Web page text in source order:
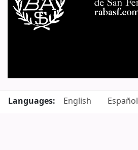
Languages:
English Español